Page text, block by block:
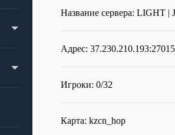
Название сервера: LIGHT |
Адрес: 37.230.210.193:27015
Игроки: 0/32
Карта: kzcn_hop